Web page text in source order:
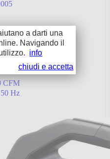
CFM
Hz
a darti una
Navigando il
info
chiudi e accetta